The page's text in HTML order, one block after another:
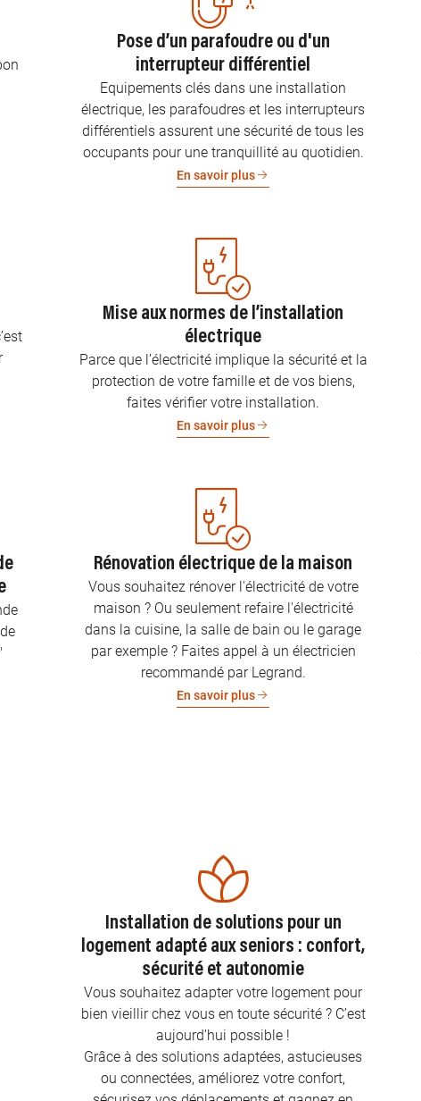
Pose d’un parafoudre ou d'un
interrupteur différentiel
Equipements clés dans une installation
électrique, les parafoudres et les interrupteurs
différentiels assurent une sécurité de tous les
occupants pour une tranquillité au quotidien.
En savoir plus
Mise aux normes de l’installation
électrique
Parce que l’électricité implique la sécurité et la
protection de votre famille et de vos biens,
faites vérifier votre installation.
En savoir plus
Rénovation électrique de la maison
Vous souhaitez rénover l'électricité de votre
maison ? Ou seulement refaire l'électricité
dans la cuisine, la salle de bain ou le garage
par exemple ? Faites appel à un électricien
recommandé par Legrand.
En savoir plus
Installation de solutions pour un
logement adapté aux seniors : confort,
sécurité et autonomie
Vous souhaitez adapter votre logement pour
bien vieillir chez vous en toute sécurité ? C’est
aujourd’hui possible !
Grâce à des solutions adaptées, astucieuses
ou connectées, améliorez votre confort,